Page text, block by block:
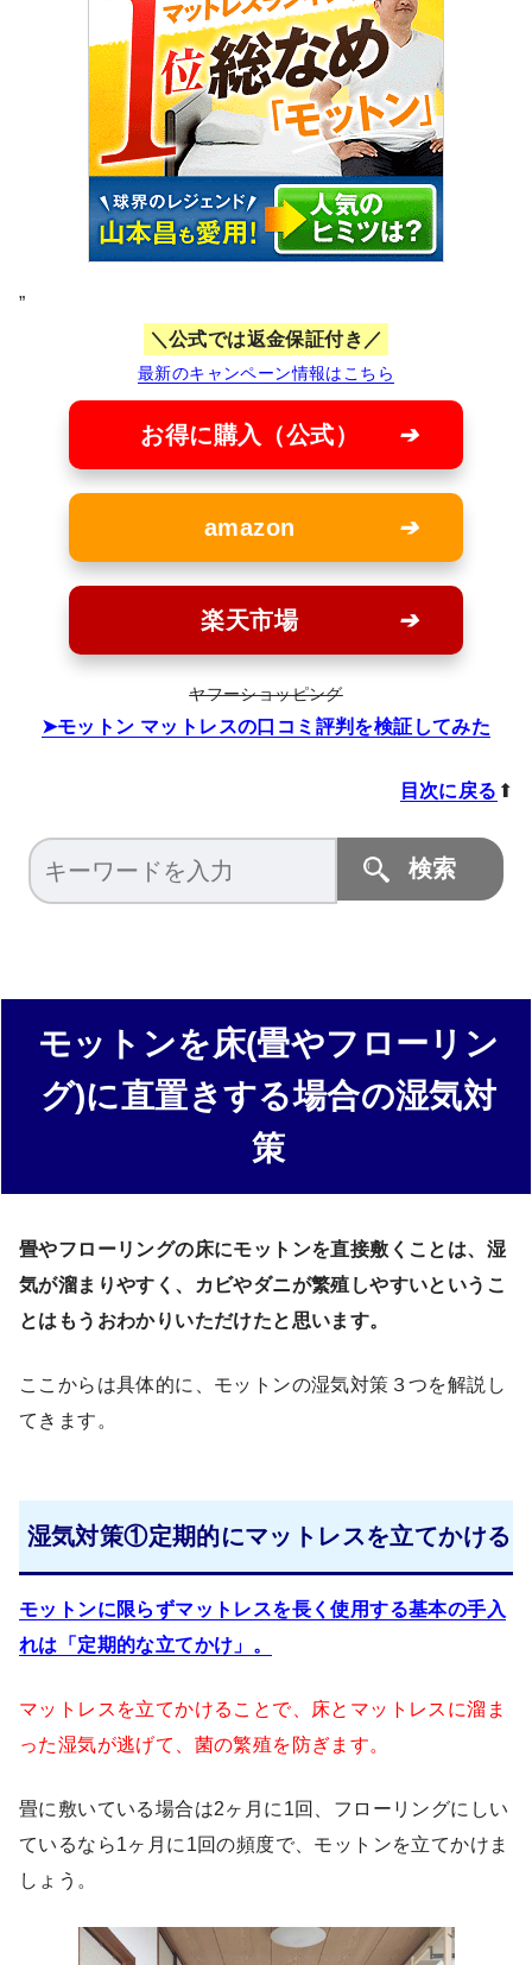
”
公式では返金保証付き
最新のキャンペーン情報はこちら
お得に購入（公式）
amazon
楽天市場
ヤフーショッピング
モットン マットレスの口コミ評判を検証してみた
目次に戻る ⬆
モットンを床(畳やフローリン
グ)に直置きする場合の湿気対
策
畳やフローリングの床にモットンを直接敷くことは、湿
気が溜まりやすく、カビやダニが繁殖しやすいというこ
とはもうおわかりいただけたと思います。
ここからは具体的に、モットンの湿気対策３つを解説し
てきます。
湿気対策①定期的にマットレスを立てかける
モットンに限らずマットレスを長く使用する基本の手入
れは「定期的な立てかけ」。
マットレスを立てかけることで、床とマットレスに溜ま
った湿気が逃げて、菌の繁殖を防ぎます。
畳に敷いている場合は2ヶ月に1回、フローリングにしい
ているなら1ヶ月に1回の頻度で、モットンを立てかけま
しょう。